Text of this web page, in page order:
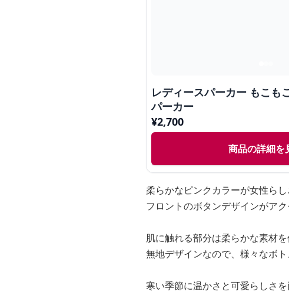
レディースパーカー もこも
パーカー
¥2,700
商品の詳細を
柔らかなピンクカラーが女性ら
フロントのボタンデザインがア
肌に触れる部分は柔らかな素材
無地デザインなので、様々なボ
寒い季節に温かさと可愛らしさ